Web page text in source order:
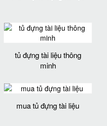
tủ đựng tài liệu thông
minh
mua tủ đựng tài liệu